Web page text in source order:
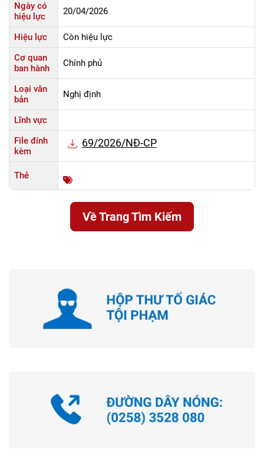
Ngày có
hiệu lực
20/04/2026
Hiệu lực
Còn hiệu lực
Cơ quan
ban hành
Chính phủ
Loại văn
bản
Nghị định
Lĩnh vực
File đính
kèm
69/2026/NĐ-CP
Thẻ
Về Trang Tìm Kiếm